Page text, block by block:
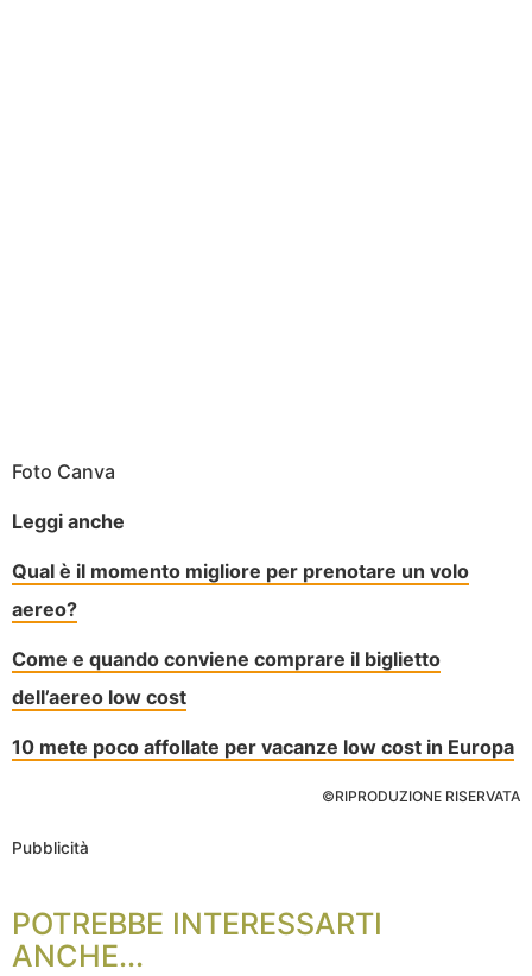
Foto Canva
Leggi anche
Qual è il momento migliore per prenotare un volo
aereo?
Come e quando conviene comprare il biglietto
dell’aereo low cost
10 mete poco affollate per vacanze low cost in Europa
©RIPRODUZIONE RISERVATA
Pubblicità
POTREBBE INTERESSARTI
ANCHE...